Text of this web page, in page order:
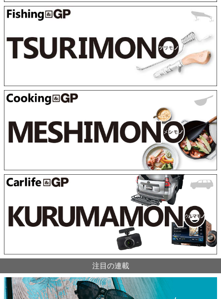
注目の連載